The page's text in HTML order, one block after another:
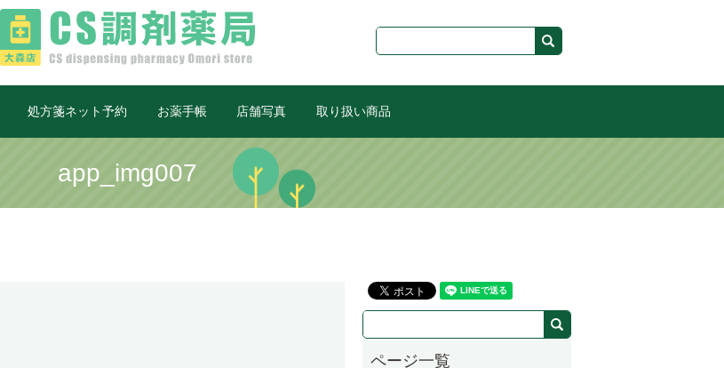
処方箋ネット予約 お薬手帳 店舗写真 取り扱い商品
app_img007